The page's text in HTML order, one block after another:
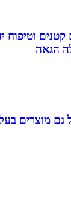
קטנים
הגאה
ולאינטרנט הכולל